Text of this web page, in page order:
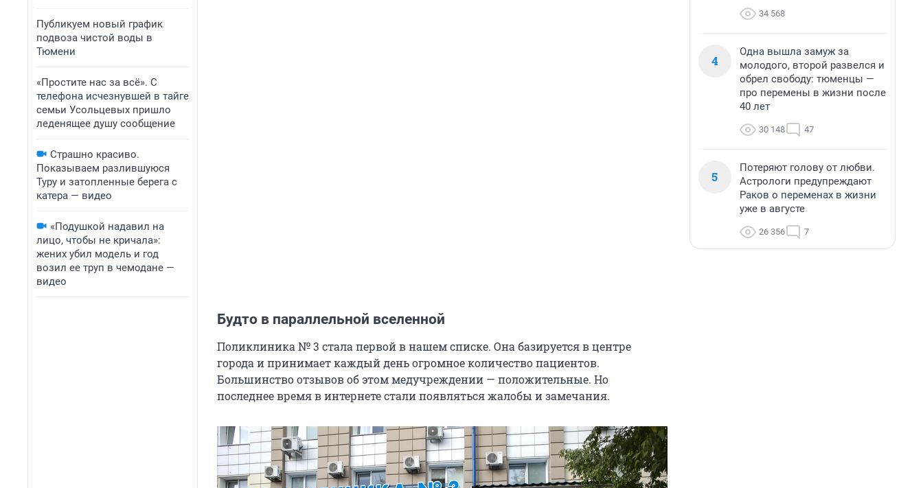
Публикуем новый график
подвоза чистой воды в
Тюмени
«Простите нас за всё». С
телефона исчезнувшей в тайге
семьи Усольцевых пришло
леденящее душу сообщение
Страшно красиво.
Показываем разлившуюся
Туру и затопленные берега с
катера — видео
«Подушкой надавил на
лицо, чтобы не кричала»:
жених убил модель и год
возил ее труп в чемодане —
видео
Будто в параллельной вселенной
Поликлиника № 3 стала первой в нашем списке. Она базируется в центре
города и принимает каждый день огромное количество пациентов.
Большинство отзывов об этом медучреждении — положительные. Но
последнее время в интернете стали появляться жалобы и замечания.
34 568
4
Одна вышла замуж за
молодого, второй развелся и
обрел свободу: тюменцы —
про перемены в жизни после
40 лет
30 148 47
5
Потеряют голову от любви.
Астрологи предупреждают
Раков о переменах в жизни
уже в августе
26 356 7